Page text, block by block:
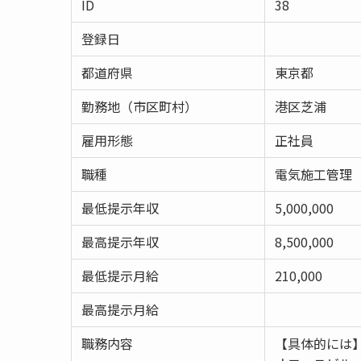
ID
38
登録日
都道府県
東京都
勤務地（市区町村）
港区芝浦
雇用形態
正社員
職種
電気施工管理
最低提示年収
5,000,000
最高提示年収
8,500,000
最低提示月給
210,000
最高提示月給
職務内容
【具体的には